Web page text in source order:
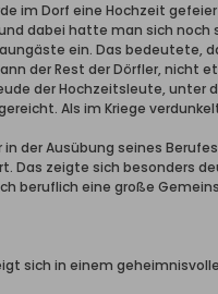
im Dorf eine Hochzeit
dabei hatte man sich noch
ein. Das bedeutete,
der Rest der Dörfler, nicht
der Hochzeitsleute, unter
Als im Kriege
der Ausübung seines
Das zeigte sich besonders
beruflich eine große
sich in einem